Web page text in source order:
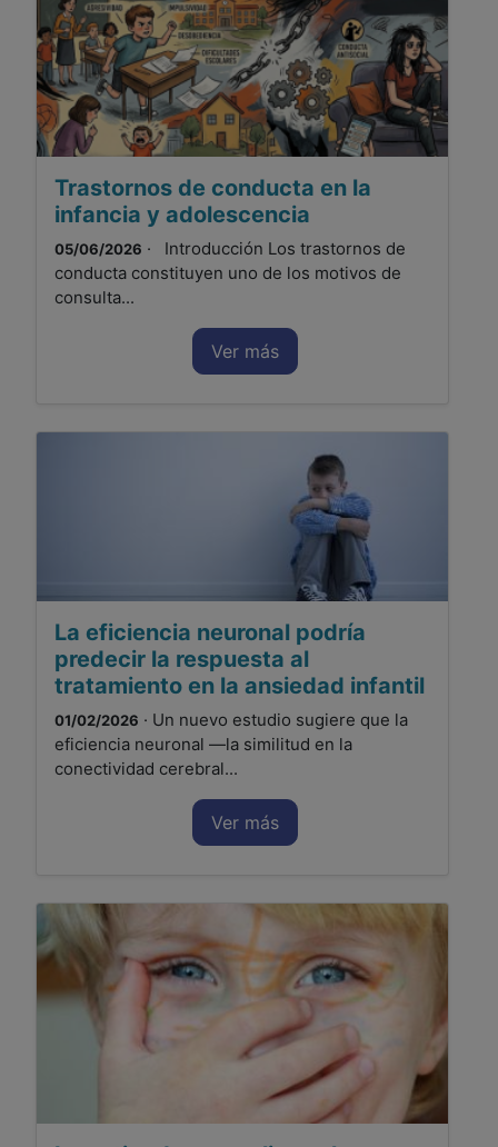
Trastornos de conducta en la
infancia y adolescencia
05/06/2026 · Introducción Los trastornos de
conducta constituyen uno de los motivos de
consulta...
Ver más
La eficiencia neuronal podría
predecir la respuesta al
tratamiento en la ansiedad infantil
01/02/2026 · Un nuevo estudio sugiere que la
eficiencia neuronal —la similitud en la
conectividad cerebral...
Ver más